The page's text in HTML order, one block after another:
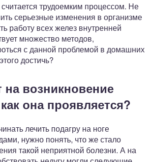
трудоемким процессом. Не
серьезные изменения в организме
работу всех желез внутренней
множество методов,
с данной проблемой в домашних
достичь?
на возникновение
она проявляется?
лечить подагру на ноге
нужно понять, что же стало
такой неприятной болезни. А на